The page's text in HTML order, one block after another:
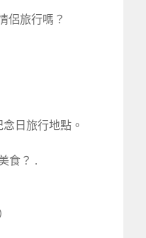
侶旅行嗎？
日旅行地點。
食？ .